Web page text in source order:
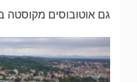
גם אוטובוסים מקוסטה